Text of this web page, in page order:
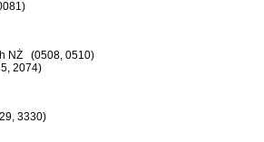
NŻ (0508, 0510)
2074)
3330)